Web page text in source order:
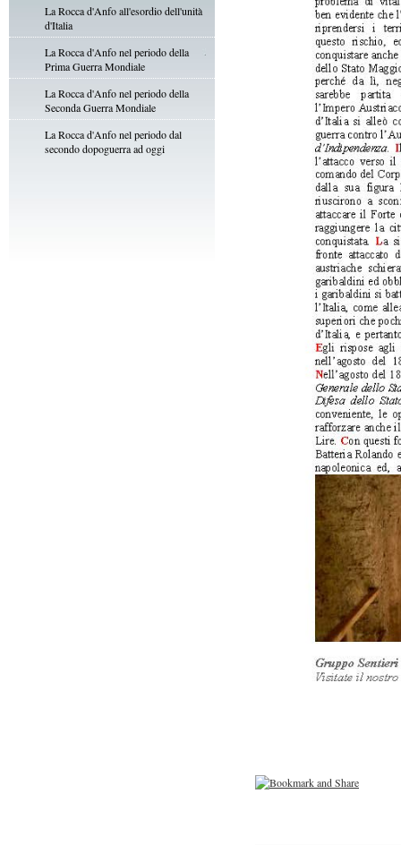
La Rocca d'Anfo all'esordio dell'unità
d'Italia
La Rocca d'Anfo nel periodo della
Prima Guerra Mondiale
La Rocca d'Anfo nel periodo della
Seconda Guerra Mondiale
La Rocca d'Anfo nel periodo dal
secondo dopoguerra ad oggi